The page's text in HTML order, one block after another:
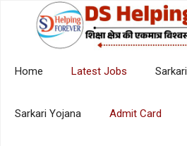
Home Latest Jobs
Sarkari Yojana Admit Card